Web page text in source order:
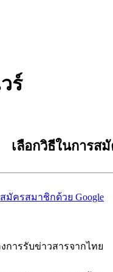
ร์
เลือกวิธีในการส
สมัครสมาชิกด้วย Google
การรับข่าวสารจากไทย